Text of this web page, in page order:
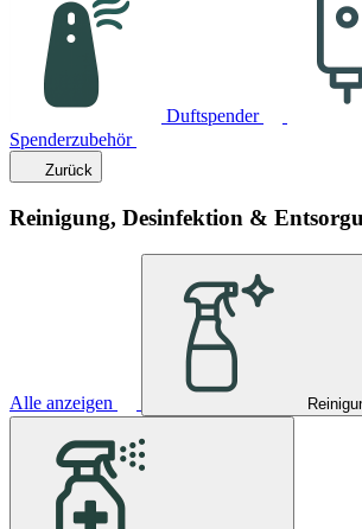
Duftspender
Spenderzubehör
Zurück
Reinigung, Desinfektion &
Alle anzeigen